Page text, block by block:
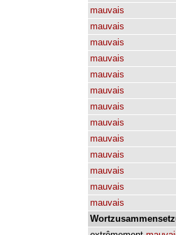
mauvais
mauvais
mauvais
mauvais
mauvais
mauvais
mauvais
mauvais
mauvais
mauvais
mauvais
mauvais
mauvais